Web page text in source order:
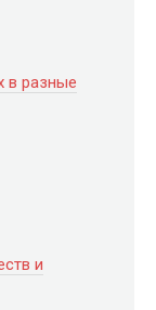
в разные
и